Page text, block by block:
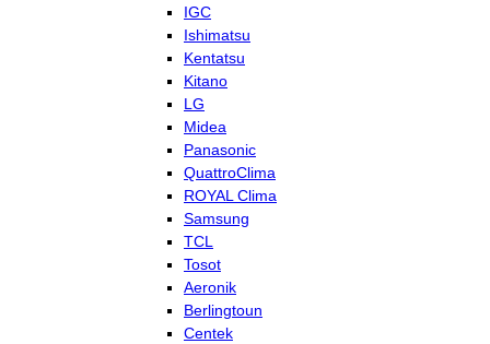
IGC
Ishimatsu
Kentatsu
Kitano
LG
Midea
Panasonic
QuattroClima
ROYAL Clima
Samsung
TCL
Tosot
Aeronik
Berlingtoun
Centek